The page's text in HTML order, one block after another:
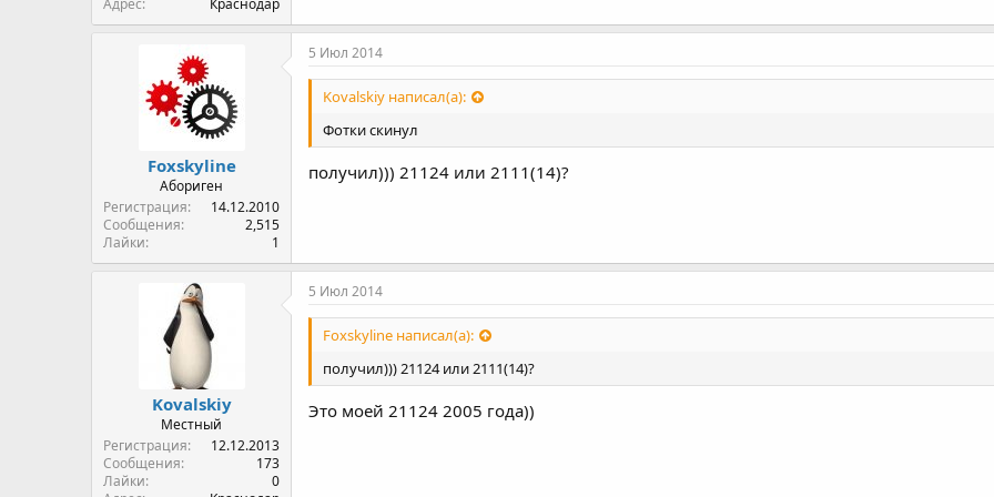
Адрес
Краснодар
Foxskyline
Абориген
Регистрация
14.12.2010
Сообщения
2,515
Лайки
1
5 Июл 2014
Kovalskiy написал(а):
Фотки скинул
получил))) 21124 или 2111(14)?
Kovalskiy
Местный
Регистрация
12.12.2013
Сообщения
173
Лайки
0
5 Июл 2014
Foxskyline написал(а):
получил))) 21124 или 2111(14)?
Это моей 21124 2005 года))